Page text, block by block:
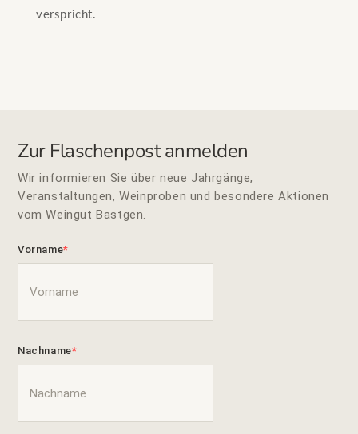
verspricht.
Zur Flaschenpost anmelden
Wir informieren Sie über neue Jahrgänge,
Veranstaltungen, Weinproben und besondere Aktionen
vom Weingut Bastgen.
Vorname
Nachname